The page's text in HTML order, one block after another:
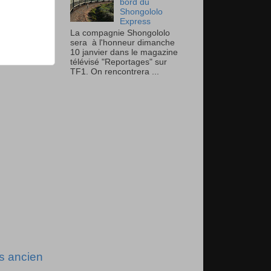
ancien
bord du
Shongololo
Express
La compagnie Shongololo
sera à l'honneur dimanche
10 janvier dans le magazine
télévisé "Reportages" sur
TF1. On rencontrera ...